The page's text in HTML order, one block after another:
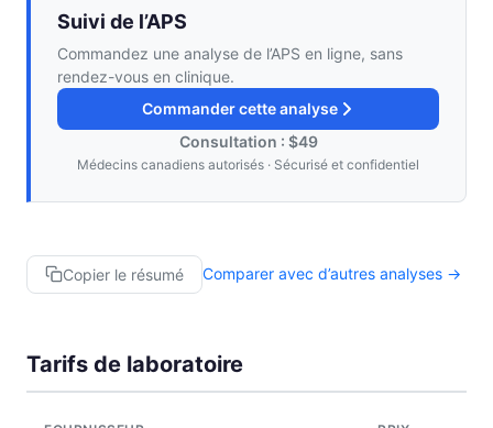
Suivi de l’APS
Commandez une analyse de l’APS en ligne, sans
rendez-vous en clinique.
Commander cette analyse
Consultation : $49
Médecins canadiens autorisés · Sécurisé et confidentiel
Copier le résumé Comparer avec d’autres analyses →
Tarifs de laboratoire